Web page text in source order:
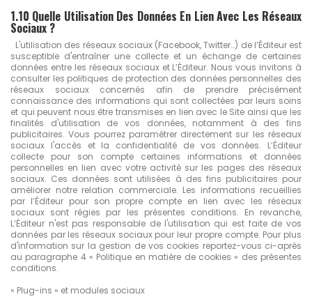
1.10 Quelle Utilisation Des Données En Lien Avec Les Réseaux
Sociaux ?
L'utilisation des réseaux sociaux (Facebook, Twitter…) de l’Éditeur est
susceptible d'entraîner une collecte et un échange de certaines
données entre les réseaux sociaux et L’Éditeur. Nous vous invitons à
consulter les politiques de protection des données personnelles des
réseaux sociaux concernés afin de prendre précisément
connaissance des informations qui sont collectées par leurs soins
et qui peuvent nous être transmises en lien avec le Site ainsi que les
finalités d'utilisation de vos données, notamment à des fins
publicitaires. Vous pourrez paramétrer directement sur les réseaux
sociaux l'accès et la confidentialité de vos données. L’Éditeur
collecte pour son compte certaines informations et données
personnelles en lien avec votre activité sur les pages des réseaux
sociaux. Ces données sont utilisées à des fins publicitaires pour
améliorer notre relation commerciale. Les informations recueillies
par l’Éditeur pour son propre compte en lien avec les réseaux
sociaux sont régies par les présentes conditions. En revanche,
L’Éditeur n'est pas responsable de l'utilisation qui est faite de vos
données par les réseaux sociaux pour leur propre compte. Pour plus
d'information sur la gestion de vos cookies reportez-vous ci-après
au paragraphe 4 « Politique en matière de cookies » des présentes
conditions.
« Plug-ins » et modules sociaux